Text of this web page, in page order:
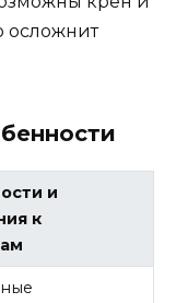
осложнит
и
к